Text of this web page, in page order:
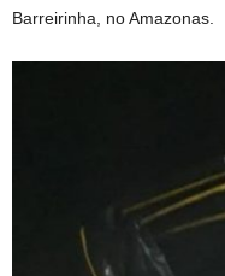
Barreirinha, no Amazonas.